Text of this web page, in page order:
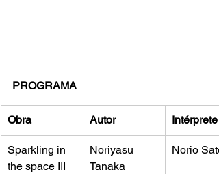
PROGRAMA
Obra Autor Intérprete
Sparkling in
the space III
Noriyasu
Tanaka
Norio Sato